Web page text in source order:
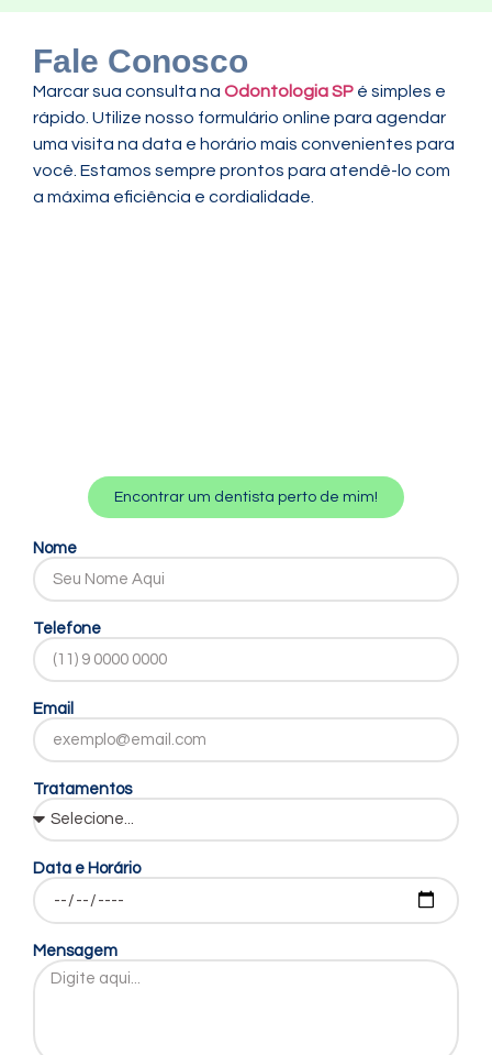
Fale Conosco
Marcar sua consulta na Odontologia SP é simples e
rápido. Utilize nosso formulário online para agendar
uma visita na data e horário mais convenientes para
você. Estamos sempre prontos para atendê-lo com
a máxima eficiência e cordialidade.
Encontrar um dentista perto de mim!
Nome
Telefone
Email
Tratamentos
Data e Horário
Mensagem